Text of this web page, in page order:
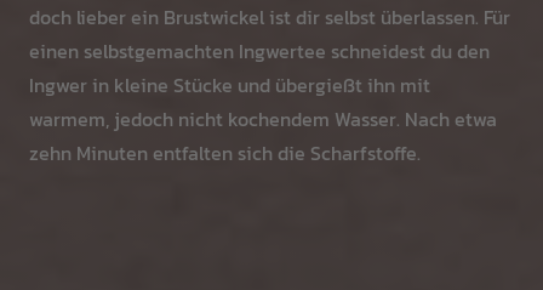
doch lieber ein Brustwickel ist dir selbst überlassen. Für
einen selbstgemachten Ingwertee schneidest du den
Ingwer in kleine Stücke und übergießt ihn mit
warmem, jedoch nicht kochendem Wasser. Nach etwa
zehn Minuten entfalten sich die Scharfstoffe.